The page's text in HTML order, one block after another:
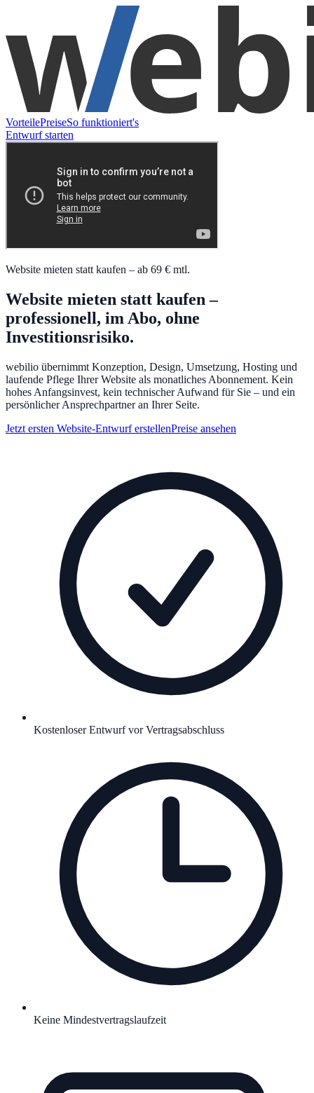
VorteilePreiseSo funktioniert's
Entwurf starten
Website mieten statt kaufen – ab 69 € mtl.
Website mieten statt kaufen –
professionell, im Abo, ohne
Investitionsrisiko.
webilio übernimmt Konzeption, Design, Umsetzung, Hosting und
laufende Pflege Ihrer Website als monatliches Abonnement. Kein
hohes Anfangsinvest, kein technischer Aufwand für Sie – und ein
persönlicher Ansprechpartner an Ihrer Seite.
Jetzt ersten Website-Entwurf erstellenPreise ansehen
Kostenloser Entwurf vor Vertragsabschluss
Keine Mindestvertragslaufzeit